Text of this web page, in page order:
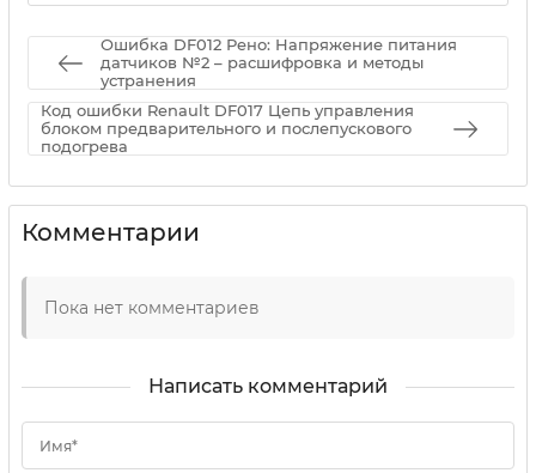
Ошибка DF012 Рено: Напряжение питания
датчиков №2 – расшифровка и методы
устранения
Код ошибки Renault DF017 Цепь управления
блоком предварительного и послепускового
подогрева
Комментарии
Пока нет комментариев
Написать комментарий
Имя*